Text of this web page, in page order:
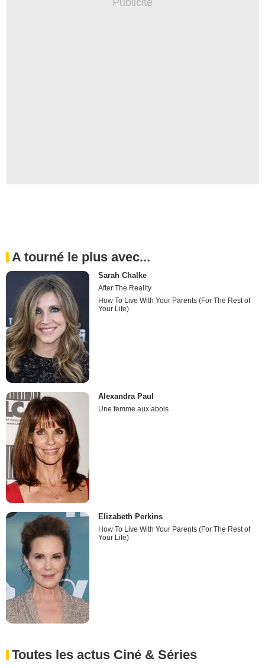
A tourné le plus avec...
Sarah Chalke
After The Reality
How To Live With Your Parents (For The Rest of
Your Life)
Alexandra Paul
Une femme aux abois
Elizabeth Perkins
How To Live With Your Parents (For The Rest of
Your Life)
Toutes les actus Ciné & Séries